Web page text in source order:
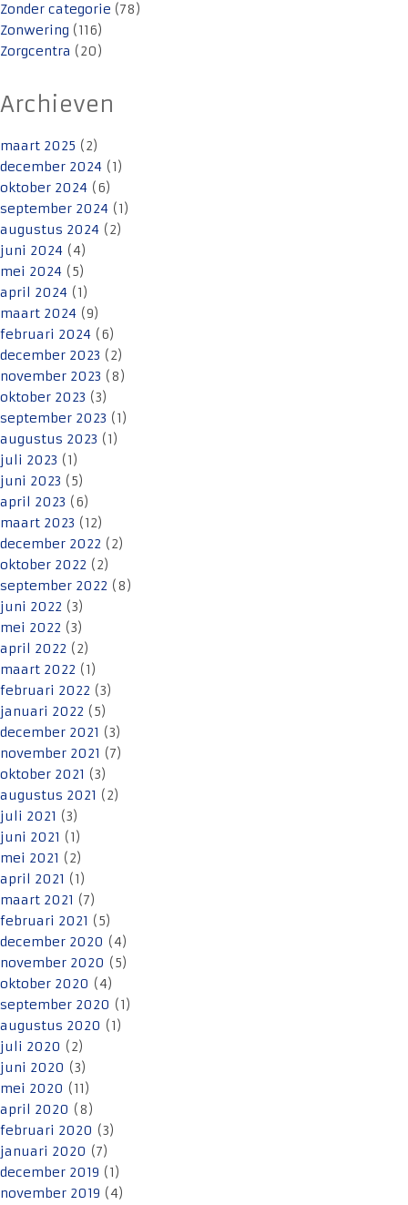
Zonder categorie (78)
Zonwering (116)
Zorgcentra (20)
Archieven
maart 2025 (2)
december 2024 (1)
oktober 2024 (6)
september 2024 (1)
augustus 2024 (2)
juni 2024 (4)
mei 2024 (5)
april 2024 (1)
maart 2024 (9)
februari 2024 (6)
december 2023 (2)
november 2023 (8)
oktober 2023 (3)
september 2023 (1)
augustus 2023 (1)
juli 2023 (1)
juni 2023 (5)
april 2023 (6)
maart 2023 (12)
december 2022 (2)
oktober 2022 (2)
september 2022 (8)
juni 2022 (3)
mei 2022 (3)
april 2022 (2)
maart 2022 (1)
februari 2022 (3)
januari 2022 (5)
december 2021 (3)
november 2021 (7)
oktober 2021 (3)
augustus 2021 (2)
juli 2021 (3)
juni 2021 (1)
mei 2021 (2)
april 2021 (1)
maart 2021 (7)
februari 2021 (5)
december 2020 (4)
november 2020 (5)
oktober 2020 (4)
september 2020 (1)
augustus 2020 (1)
juli 2020 (2)
juni 2020 (3)
mei 2020 (11)
april 2020 (8)
februari 2020 (3)
januari 2020 (7)
december 2019 (1)
november 2019 (4)